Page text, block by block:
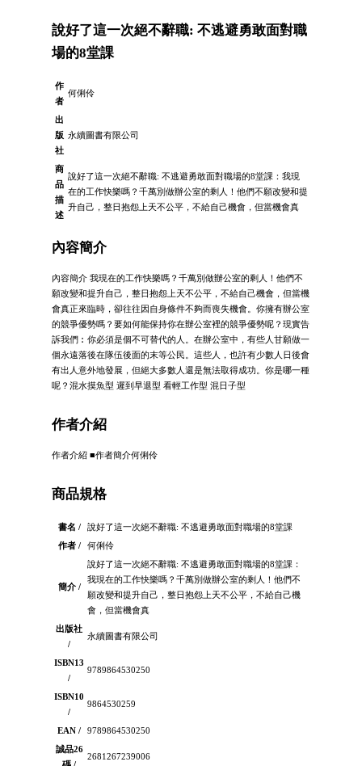
說好了這一次絕不辭職: 不逃避勇敢面對職
場的8堂課
作
者
何俐伶
出
版
社
永續圖書有限公司
商
品
描
述
說好了這一次絕不辭職: 不逃避勇敢面對職場的8堂課：我現
在的工作快樂嗎？千萬別做辦公室的剩人！他們不願改變和提
升自己，整日抱怨上天不公平，不給自己機會，但當機會真
內容簡介
內容簡介 我現在的工作快樂嗎？千萬別做辦公室的剩人！他們不
願改變和提升自己，整日抱怨上天不公平，不給自己機會，但當機
會真正來臨時，卻往往因自身條件不夠而喪失機會。你擁有辦公室
的競爭優勢嗎？要如何能保持你在辦公室裡的競爭優勢呢？現實告
訴我們︰你必須是個不可替代的人。在辦公室中，有些人甘願做一
個永遠落後在隊伍後面的末等公民。這些人，也許有少數人日後會
有出人意外地發展，但絕大多數人還是無法取得成功。你是哪一種
呢？混水摸魚型 遲到早退型 看輕工作型 混日子型
作者介紹
作者介紹 ■作者簡介何俐伶
商品規格
書名 /
說好了這一次絕不辭職: 不逃避勇敢面對職場的8堂課
作者 /
何俐伶
簡介 /
說好了這一次絕不辭職: 不逃避勇敢面對職場的8堂課：
我現在的工作快樂嗎？千萬別做辦公室的剩人！他們不
願改變和提升自己，整日抱怨上天不公平，不給自己機
會，但當機會真
出版社
/
永續圖書有限公司
ISBN13
/
9789864530250
ISBN10
/
9864530259
EAN /
9789864530250
誠品26
2681267239006